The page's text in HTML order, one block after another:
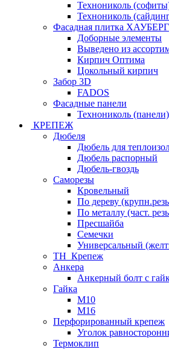
Технониколь
Технониколь
Фасадная плитка ХАУБЕРГ
Доборные элементы
Выведено из
Кирпич Оптима
Цокольный кирпич
Забор 3D
FADOS
Фасадные панели
Технониколь (панели)
КРЕПЕЖ
Дюбеля
Дюбель для
Дюбель распорный
Дюбель-гвоздь
Саморезы
Кровельный
По дереву
По металлу (част.
Пресшайба
Семечки
Универсальный
ТН_Крепеж
Анкера
Анкерный болт с
Гайка
М10
М16
Перфорированный крепеж
Уголок
Термоклип